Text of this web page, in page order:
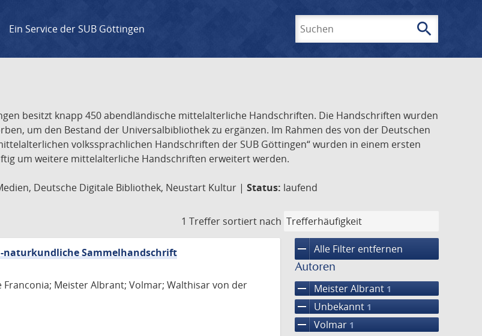
Ein Service der SUB Göttingen search
besitzt knapp 450 abendländische mittelalterliche Handschriften. Die Handschriften wurden
um den Bestand der Universalbibliothek zu ergänzen. Im Rahmen des von der Deutschen
volkssprachlichen Handschriften der SUB Göttingen“ wurden in einem ersten
um weitere mittelalterliche Handschriften erweitert werden.
Deutsche Digitale Bibliothek, Neustart Kultur | Status: laufend
1 Treffer sortiert nach
remove Alle Filter entfernen
Autoren
remove Meister Albrant 1
remove Unbekannt 1
remove Volmar 1
naturkundliche Sammelhandschrift
Meister Albrant; Volmar; Walthisar von der